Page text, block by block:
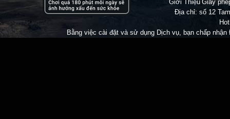
Giới Thiệu| Giấy
Địa chỉ: số 12
Bằng việc cài đặt và sử dụng Dịch vụ, bạn chấp nhận